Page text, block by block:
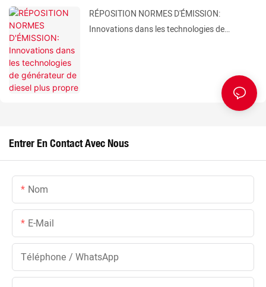
RÉPOSITION NORMES D'ÉMISSION:
Innovations dans les technologies de
Entrer En Contact Avec Nous
Nom
E-Mail
Téléphone / WhatsApp